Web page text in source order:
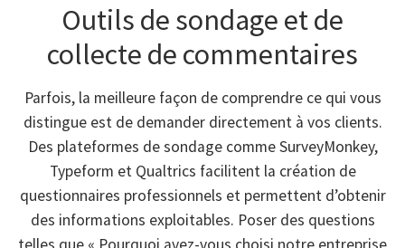
Outils de sondage et de
collecte de commentaires
Parfois, la meilleure façon de comprendre ce qui vous
distingue est de demander directement à vos clients.
Des plateformes de sondage comme SurveyMonkey,
Typeform et Qualtrics facilitent la création de
questionnaires professionnels et permettent d’obtenir
des informations exploitables. Poser des questions